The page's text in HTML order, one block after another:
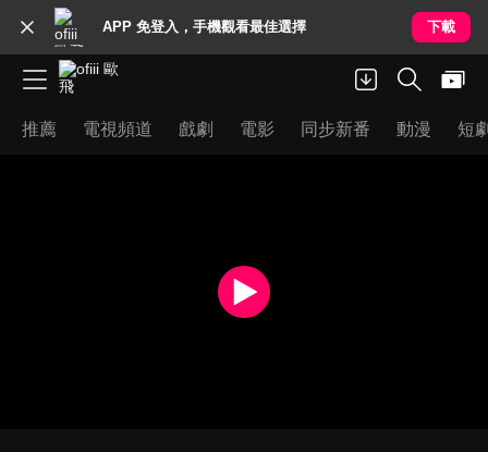
APP 免登入，手機觀看最佳選擇 下載
推薦 電視頻道 戲劇 電影 同步新番 動漫 短